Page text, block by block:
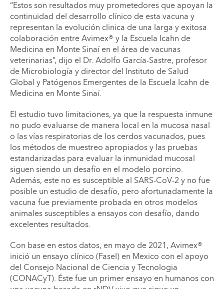
“Estos son resultados muy prometedores que apoyan la
continuidad del desarrollo clínico de esta vacuna y
representan la evolución clinica de una larga y exitosa
colaboración entre Avimex® y la Escuela Icahn de
Medicina en Monte Sinaí en el área de vacunas
veterinarias”, dijo el Dr. Adolfo García-Sastre, profesor
de Microbiología y director del Instituto de Salud
Global y Patógenos Emergentes de la Escuela Icahn de
Medicina en Monte Sinaí.
El estudio tuvo limitaciones, ya que la respuesta inmune
no pudo evaluarse de manera local en la mucosa nasal
o las vías respiratorias de los cerdos vacunados, pues
los métodos de muestreo apropiados y las pruebas
estandarizadas para evaluar la inmunidad mucosal
siguen siendo un desafío en el modelo porcino.
Además, este no es susceptible al SARS-CoV-2 y no fue
posible un estudio de desafío, pero afortunadamente la
vacuna fue previamente probada en otros modelos
animales susceptibles a ensayos con desafío, dando
excelentes resultados.
Con base en estos datos, en mayo de 2021, Avimex®
inició un ensayo clínico (FaseI) en Mexico con el apoyo
del Consejo Nacional de Ciencia y Tecnologia
(CONACyT). Éste fue un primer ensayo en humanos con